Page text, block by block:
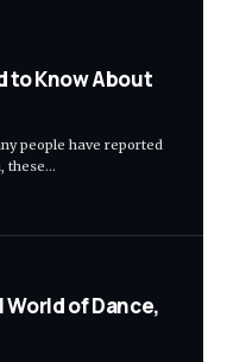
to Know About
people have reported
these…
of Dance,